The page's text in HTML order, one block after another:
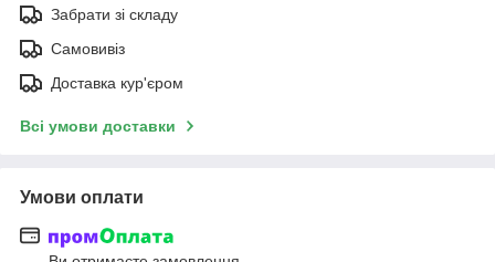
Забрати зі складу
Самовивіз
Доставка кур'єром
Всі умови доставки
Умови оплати